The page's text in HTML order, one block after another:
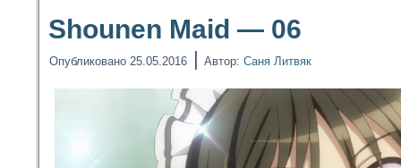
Shounen Maid — 06
Опубликовано 25.05.2016 | Автор: Саня Литвяк